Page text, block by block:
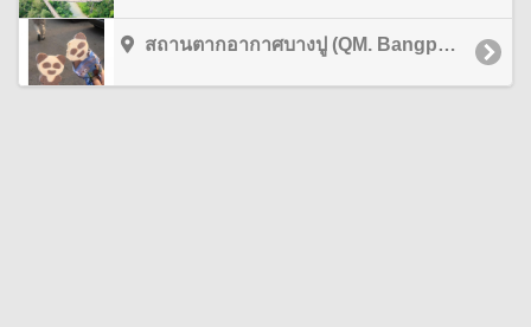
สถานตากอากาศบางปู (QM. Bangpu Recreation Center) สมุทรปราการ